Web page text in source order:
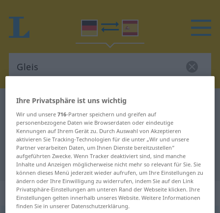
Deutsch-Spanisch Wörterbuch
Deutsch-Spanisch Übersetzung für
"Gleis"
"Gleis" Spanisch Übersetzung
„Gleis“: Neutrum
Ihre Privatsphäre ist uns wichtig
Wir und unsere716-Partner speichern und greifen auf
personenbezogene Daten wie Browserdaten oder eindeutige
Kennungen auf Ihrem Gerät zu. Durch Auswahl von Akzeptieren
aktivieren Sie Tracking-Technologien für die unter „Wir und unsere
Partner verarbeiten Daten, um Ihnen Dienste bereitzustellen“
aufgeführten Zwecke. Wenn Tracker deaktiviert sind, sind manche
Inhalte und Anzeigen möglicherweise nicht mehr so relevant für Sie. Sie
können dieses Menü jederzeit wieder aufrufen, um Ihre Einstellungen zu
ändern oder Ihre Einwilligung zu widerrufen, indem Sie auf den Link
Privatsphäre-Einstellungen am unteren Rand der Webseite klicken. Ihre
Einstellungen gelten innerhalb unseres Website. Weitere Informationen
finden Sie in unserer Datenschutzerklärung.